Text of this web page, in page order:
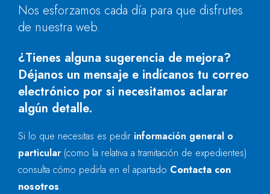
Nos esforzamos cada día para que disfrutes
de nuestra web.
¿Tienes alguna sugerencia de mejora?
Déjanos un mensaje e indícanos tu correo
electrónico por si necesitamos aclarar
algún detalle.
Si lo que necesitas es pedir información general o
particular (como la relativa a tramitación de expedientes)
consulta cómo pedirla en el apartado Contacta con
nosotros.